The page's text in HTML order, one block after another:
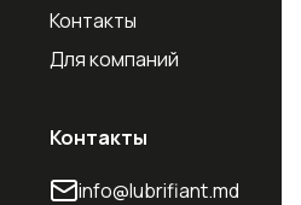
Контакты
Для компаний
Контакты
info@lubrifiant.md